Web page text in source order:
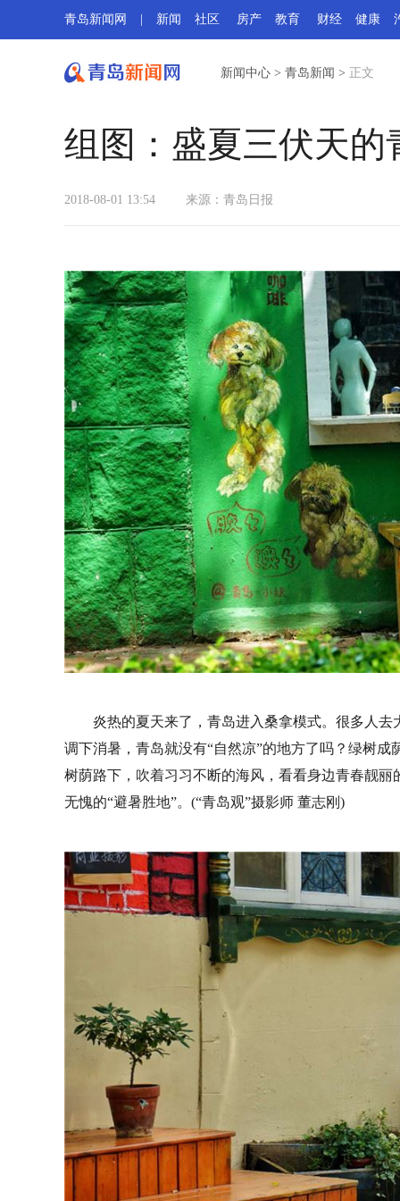
青岛新闻网 新闻 社区 房产 教育 财经 健康
新闻中心 > 青岛新闻 > 正文
组图：盛夏三伏天
2018-08-01 13:54 来源： 青岛日报
炎热的夏天来了，青岛进入桑拿模式。很多人
调下消暑，青岛就没有“自然凉”的地方了吗？绿树
树荫路下，吹着习习不断的海风，看看身边青春靓
无愧的“避暑胜地”。(“青岛观”摄影师 董志刚)